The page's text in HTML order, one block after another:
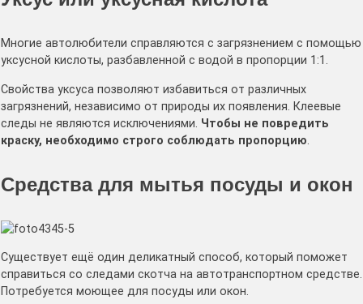
Многие автолюбители справляются с загрязнением с помощью
уксусной кислоты, разбавленной с водой в пропорции 1:1.
Свойства уксуса позволяют избавиться от различных
загрязнений, независимо от природы их появления. Клеевые
следы не являются исключениями. Чтобы не повредить
краску, необходимо строго соблюдать пропорцию.
Средства для мытья посуды и окон
Существует ещё один деликатный способ, который поможет
справиться со следами скотча на автотранспортном средстве.
Потребуется моющее для посуды или окон.